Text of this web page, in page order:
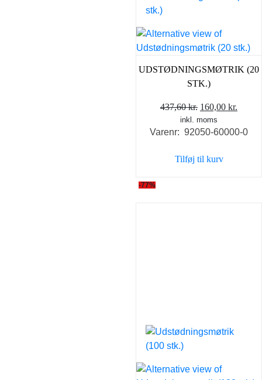
UDSTØDNINGSMØTRIK (20
STK.)
437,60kr. Den
oprindelige
pris
437,60 kr..
160,00 kr.
pris
inkl. moms
Varenr: 92050-60000-0
Tilføj til kurv
-77%